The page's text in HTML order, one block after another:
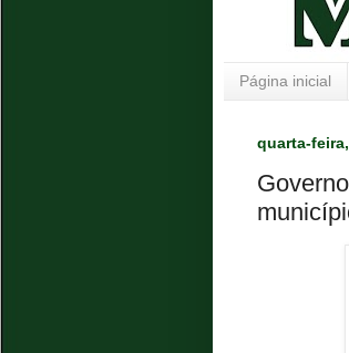
Página inicial
quarta-